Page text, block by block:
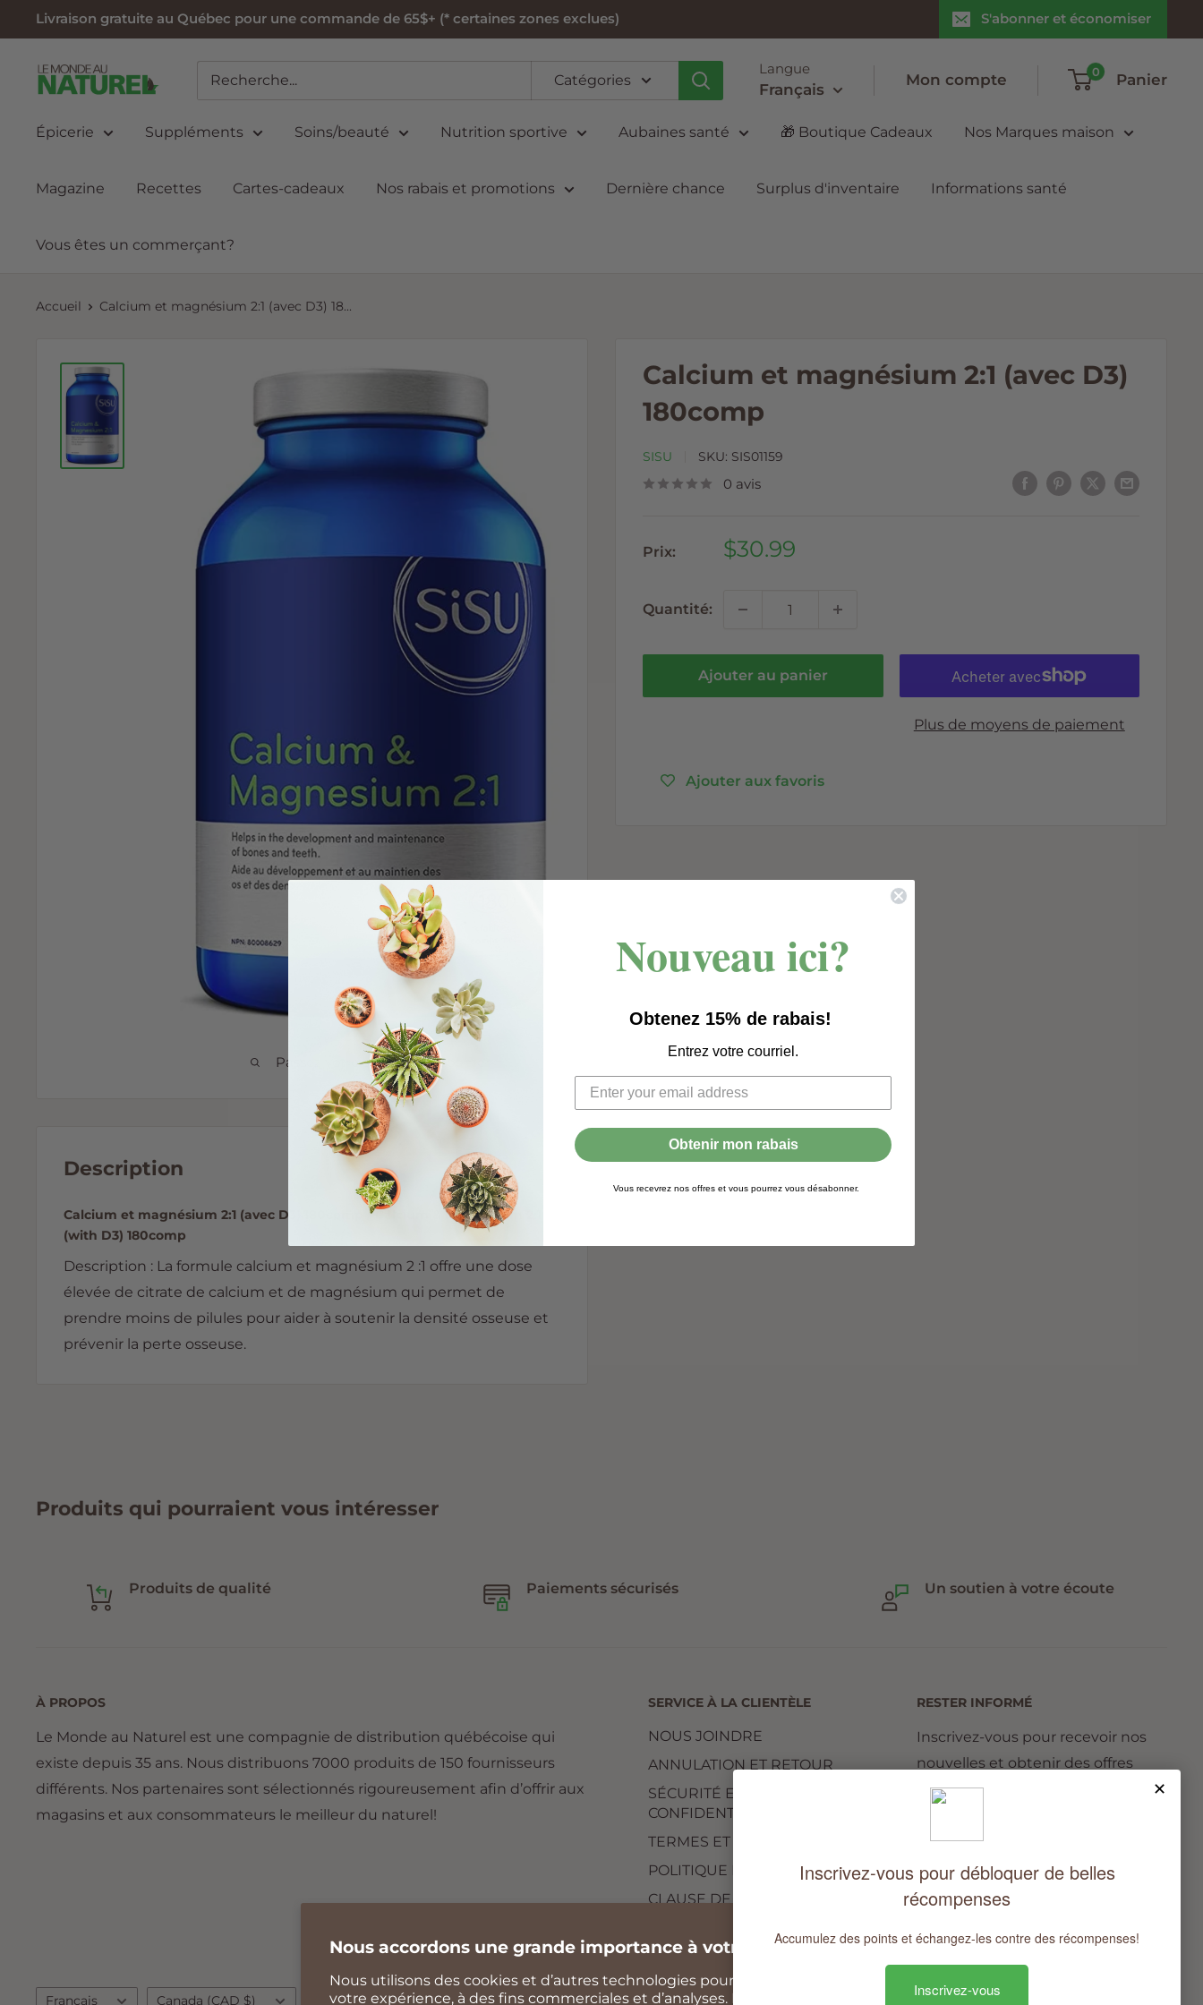
Nous accordons une grande importance à votre vie privée
Nous utilisons des cookies et d’autres technologies pour personnaliser
votre expérience, à des fins commerciales et d’analyses. Pour en savoir plus,
Passer
au
contenu
Livraison gratuite au Québec pour une commande de 65$+ (* certaines zones exclues) S'abonner et économiser
Le
au
Catégories
Langue
Français
Mon compte 0 Panier
Épicerie Suppléments Soins/beauté Nutrition sportive Aubaines santé 🎁 Boutique Cadeaux Nos Marques maison
Magazine Recettes Cartes-cadeaux Nos rabais et promotions Dernière chance Surplus d'inventaire Informations santé
Vous êtes un commerçant?
Accueil Calcium et magnésium 2:1 (avec D3) 18...
Passez votre souris pour zoomer
Calcium et magnésium 2:1 (avec D3)
180comp
SISU SKU: SIS01159
0 avis
Prix:
Prix
$30.99
Quantité:
Ajouter au panier
Plus de moyens de paiement
Ajouter aux favoris
Description
Calcium et magnésium 2:1 (avec D3) 180comp / Calcium & Magnesium 2:1
(with D3) 180comp
Description : La formule calcium et magnésium 2 :1 offre une dose
élevée de citrate de calcium et de magnésium qui permet de
prendre moins de pilules pour aider à soutenir la densité osseuse et
prévenir la perte osseuse.
Produits qui pourraient vous intéresser
Produits de qualité Paiements sécurisés Un soutien à votre écoute
À PROPOS
Le Monde au Naturel est une compagnie de distribution québécoise qui
existe depuis 35 ans. Nous distribuons 7000 produits de 150 fournisseurs
différents. Nos partenaires sont sélectionnés rigoureusement afin d’offrir aux
magasins et aux consommateurs le meilleur du naturel!
SERVICE À LA CLIENTÈLE
NOUS JOINDRE
ANNULATION ET RETOUR
SÉCURITÉ ET
CONFIDENTIALITÉ
TERMES ET CONDITIONS
POLITIQUE D'EXPÉDITION
CLAUSE DE NON
RESTER INFORMÉ
Inscrivez-vous pour recevoir nos
nouvelles et obtenir des offres
exclusives.
Votre email
S'inscrire
Langue
Français Pays/région
Canada (CAD $) Nous suivre Nous acceptons
Nouveau ici?
Obtenez 15% de rabais!
Entrez votre courriel.
Obtenir mon rabais
Vous recevrez nos offres et vous pourrez vous désabonner.